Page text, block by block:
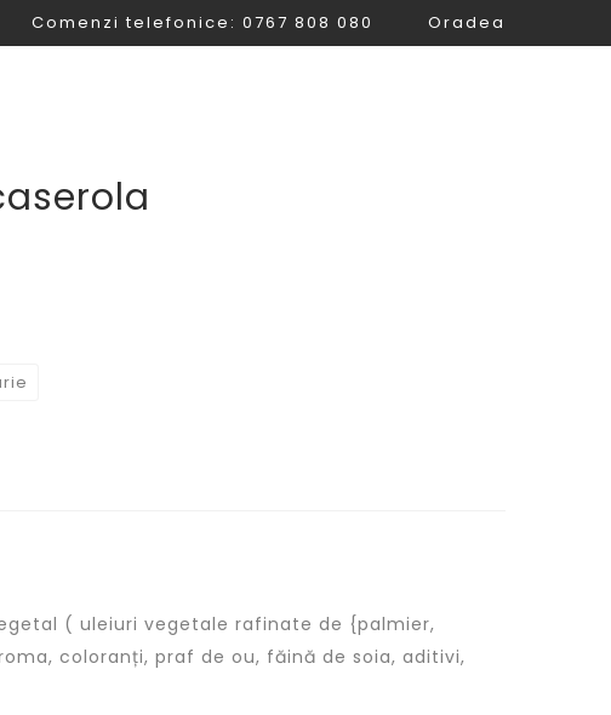
Oradea
Comenzi telefonice: 0767 808 080
( uleiuri vegetale rafinate de {palmier,
coloranți, praf de ou, făină de soia, aditivi,